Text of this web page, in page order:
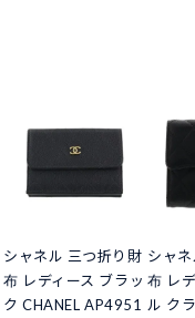
シャネル 三つ折り財
布 レディース ブラッ
ク CHANEL AP4951
シャ
布 レ
ル ク